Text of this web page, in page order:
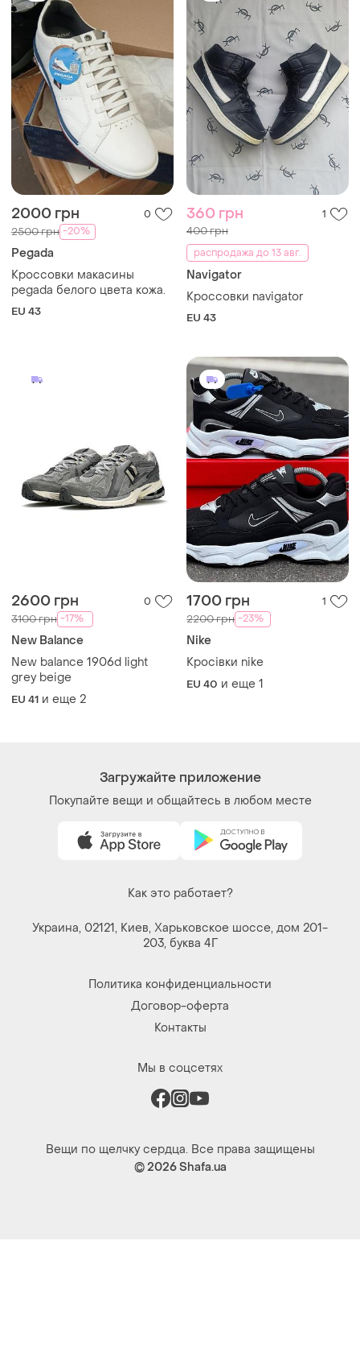
2000 грн 0
2500 грн -20%
Pegada
Кроссовки макасины
pegada белого цвета кожа.
EU 43
360 грн 1
400 грн
распродажа до 13 авг.
Navigator
Кроссовки navigator
EU 43
2600 грн 0
3100 грн -17%
New Balance
New balance 1906d light
grey beige
EU 41 и еще 2
1700 грн 1
2200 грн -23%
Nike
Кросівки nike
EU 40 и еще 1
Загружайте приложение
Покупайте вещи и общайтесь в любом месте
Как это работает?
Украина, 02121, Киев, Харьковское шоссе, дом 201-
203, буква 4Г
Политика конфиденциальности
Договор-оферта
Контакты
Мы в соцсетях
Вещи по щелчку сердца. Все права защищены
© 2026Shafa.ua